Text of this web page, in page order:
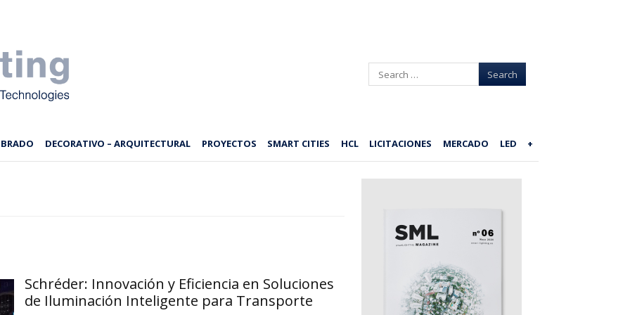
Search
DECORATIVO – ARQUITECTURAL PROYECTOS SMART CITIES HCL LICITACIONES MERCADO LED +
Schréder: Innovación y Eficiencia en Soluciones
de Iluminación Inteligente para Transporte